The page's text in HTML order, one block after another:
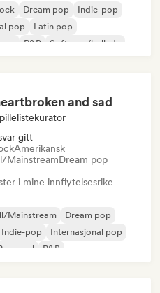
Dream pop
Indie-pop
pop
Latin pop
R&B Soft pop/ballade
and sad
gitt
Amerikansk
MainstreamDream pop
i mine innflytelsesrike
Mainstream
Dream pop
Indie-pop
Internasjonal pop
soul R&B